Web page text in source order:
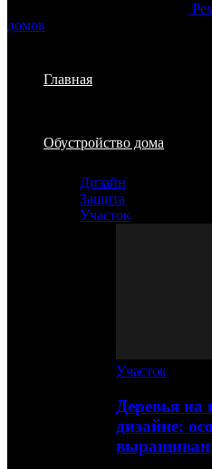
домов
Главная
Обустройство дома
Дизайн
Защита
Участок
Участок
Деревья
дизайне: